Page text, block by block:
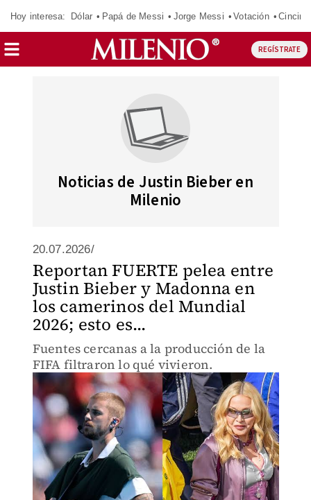
Hoy interesa: Dólar Papá de Messi Jorge Messi Votación
REGÍSTRATE
Noticias de Justin Bieber en
Milenio
20.07.2026/
Reportan FUERTE pelea entre
Justin Bieber y Madonna en
los camerinos del Mundial
2026; esto es...
Fuentes cercanas a la producción de la
FIFA filtraron lo qué vivieron.